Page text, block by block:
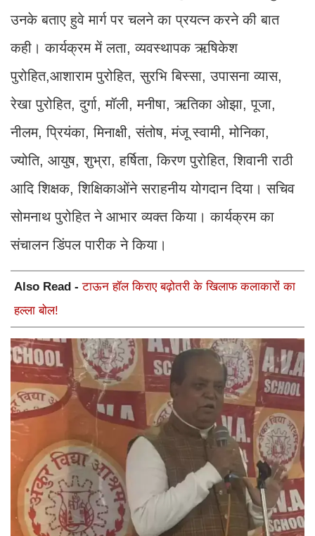
उनके बताए हुवे मार्ग पर चलने का प्रयत्न करने की बात
कही। कार्यक्रम में लता, व्यवस्थापक ऋषिकेश
पुरोहित,आशाराम पुरोहित, सुरभि बिस्सा, उपासना व्यास,
रेखा पुरोहित, दुर्गा, मॉली, मनीषा, ऋतिका ओझा, पूजा,
नीलम, प्रियंका, मिनाक्षी, संतोष, मंजू स्वामी, मोनिका,
ज्योति, आयुष, शुभ्रा, हर्षिता, किरण पुरोहित, शिवानी राठी
आदि शिक्षक, शिक्षिकाओंने सराहनीय योगदान दिया। सचिव
सोमनाथ पुरोहित ने आभार व्यक्त किया। कार्यक्रम का
संचालन डिंपल पारीक ने किया।
Also Read -टाऊन हॉल किराए बढ़ोतरी के खिलाफ कलाकारों का
हल्ला बोल!